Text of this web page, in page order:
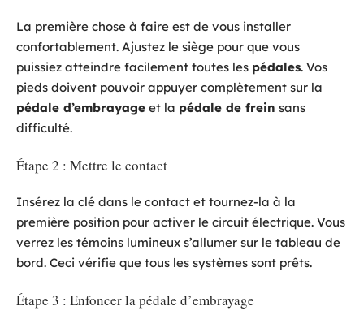
La première chose à faire est de vous installer
confortablement. Ajustez le siège pour que vous
puissiez atteindre facilement toutes les pédales. Vos
pieds doivent pouvoir appuyer complètement sur la
pédale d’embrayage et la pédale de frein sans
difficulté.
Étape 2 : Mettre le contact
Insérez la clé dans le contact et tournez-la à la
première position pour activer le circuit électrique. Vous
verrez les témoins lumineux s’allumer sur le tableau de
bord. Ceci vérifie que tous les systèmes sont prêts.
Étape 3 : Enfoncer la pédale d’embrayage